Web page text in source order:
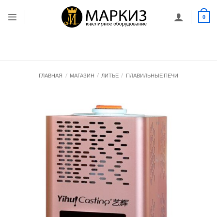
0
ГЛАВНАЯ / МАГАЗИН / ЛИТЬЕ / ПЛАВИЛЬНЫЕ ПЕЧИ